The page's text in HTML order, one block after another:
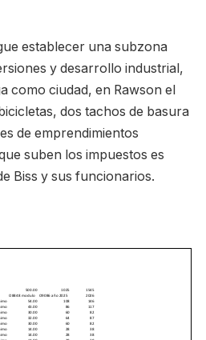
establecer una subzona
y desarrollo industrial,
como ciudad, en Rawson el
dos tachos de basura
de emprendimientos
suben los impuestos es
Biss y sus funcionarios.